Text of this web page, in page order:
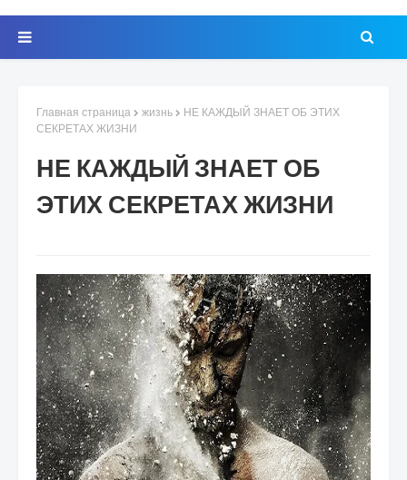
Главная страница жизнь
НЕ КАЖДЫЙ ЗНАЕТ ОБ ЭТИХ
СЕКРЕТАХ ЖИЗНИ
НЕ КАЖДЫЙ ЗНАЕТ ОБ
ЭТИХ СЕКРЕТАХ ЖИЗНИ